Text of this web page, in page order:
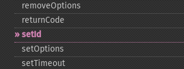
removeOptions
returnCode
setId
setOptions
setTimeout